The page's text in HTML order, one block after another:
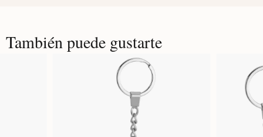
También puede gustarte